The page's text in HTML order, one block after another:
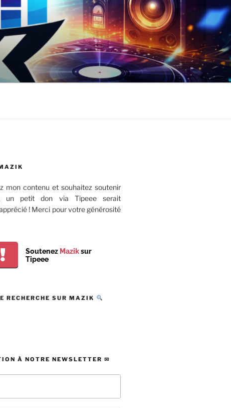
mon contenu et souhaitez soutenir
un petit don via Tipeee serait
! Merci pour votre générosité
Soutenez Maziksur
Tipeee
RECHERCHE SUR MAZIK
À NOTRE NEWSLETTER ✉